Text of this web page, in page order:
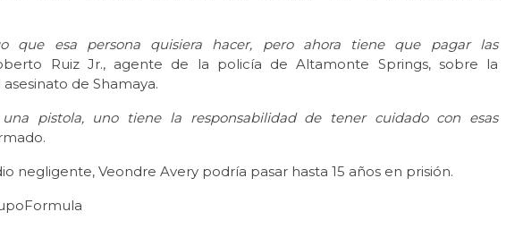
que esa persona quisiera hacer, pero ahora tiene que pagar las
Ruiz Jr., agente de la policía de Altamonte Springs, sobre la
de Shamaya.
pistola, uno tiene la responsabilidad de tener cuidado con esas
negligente, Veondre Avery podría pasar hasta 15 años en prisión.